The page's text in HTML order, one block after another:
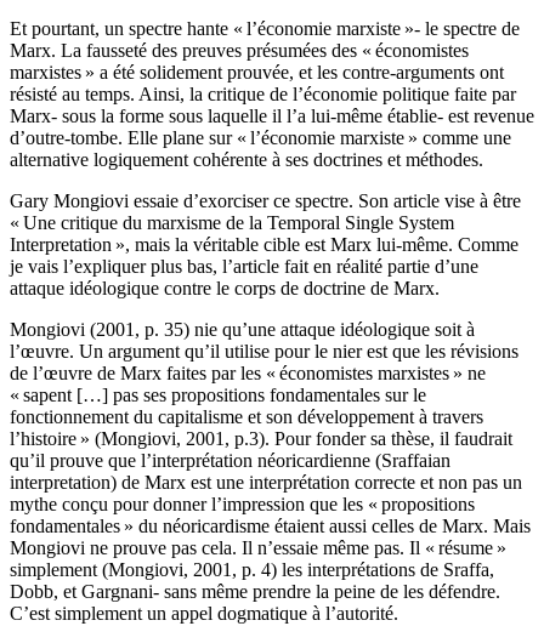
Et pourtant, un spectre hante « l’économie marxiste »- le spectre de
Marx. La fausseté des preuves présumées des « économistes
marxistes » a été solidement prouvée, et les contre-arguments ont
résisté au temps. Ainsi, la critique de l’économie politique faite par
Marx- sous la forme sous laquelle il l’a lui-même établie- est revenue
d’outre-tombe. Elle plane sur « l’économie marxiste » comme une
alternative logiquement cohérente à ses doctrines et méthodes.
Gary Mongiovi essaie d’exorciser ce spectre. Son article vise à être
« Une critique du marxisme de la Temporal Single System
Interpretation », mais la véritable cible est Marx lui-même. Comme
je vais l’expliquer plus bas, l’article fait en réalité partie d’une
attaque idéologique contre le corps de doctrine de Marx.
Mongiovi (2001, p. 35) nie qu’une attaque idéologique soit à
l’œuvre. Un argument qu’il utilise pour le nier est que les révisions
de l’œuvre de Marx faites par les « économistes marxistes » ne
« sapent […] pas ses propositions fondamentales sur le
fonctionnement du capitalisme et son développement à travers
l’histoire » (Mongiovi, 2001, p.3). Pour fonder sa thèse, il faudrait
qu’il prouve que l’interprétation néoricardienne (Sraffaian
interpretation) de Marx est une interprétation correcte et non pas un
mythe conçu pour donner l’impression que les « propositions
fondamentales » du néoricardisme étaient aussi celles de Marx. Mais
Mongiovi ne prouve pas cela. Il n’essaie même pas. Il « résume »
simplement (Mongiovi, 2001, p. 4) les interprétations de Sraffa,
Dobb, et Gargnani- sans même prendre la peine de les défendre.
C’est simplement un appel dogmatique à l’autorité.